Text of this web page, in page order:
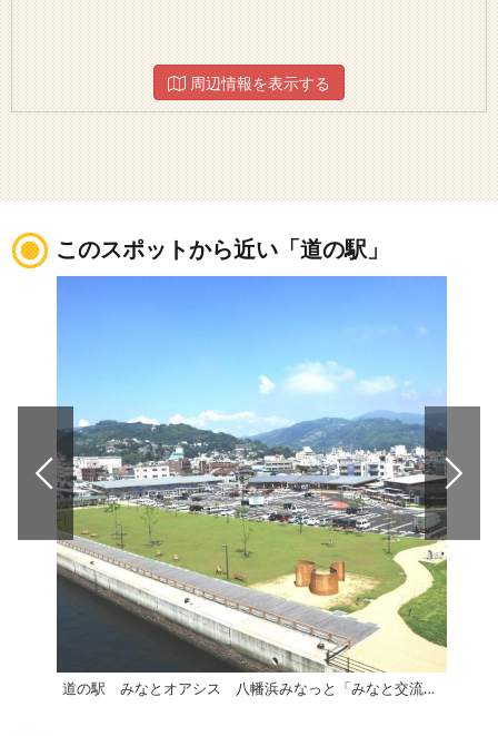
周辺情報を表示する
このスポットから近い「道の駅」
道の駅 みなとオアシス 八幡浜みなっと「みなと交流館」